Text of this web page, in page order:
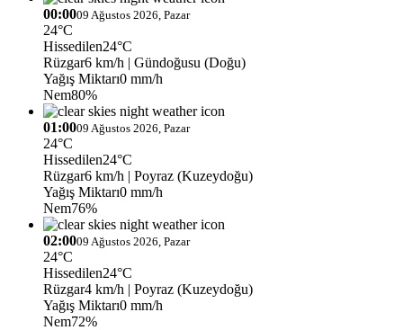
00:0009 Ağustos 2026, Pazar
24°C
Hissedilen24°C
Rüzgar6 km/h | Gündoğusu (Doğu)
Yağış Miktarı0 mm/h
Nem80%
01:0009 Ağustos 2026, Pazar
24°C
Hissedilen24°C
Rüzgar6 km/h | Poyraz (Kuzeydoğu)
Yağış Miktarı0 mm/h
Nem76%
02:0009 Ağustos 2026, Pazar
24°C
Hissedilen24°C
Rüzgar4 km/h | Poyraz (Kuzeydoğu)
Yağış Miktarı0 mm/h
Nem72%